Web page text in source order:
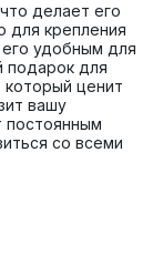
делает его
для крепления
удобным для
подарок для
ценит
вашу
постоянным
со всеми